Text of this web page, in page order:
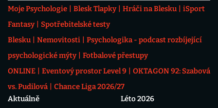
Moje Psychologie Blesk Tlapky Hráči na Blesku
iSport
Fantasy
Spotřebitelské testy
Blesku
Nemovitosti
Psychologika - podcast rozbíjející
psychologické mýty
Fotbalové přestupy
ONLINE
Eventový prostor Level 9
OKTAGON 92: Szabová
vs. Pudilová
Chance Liga 2026/27
Aktuálně
Léto 2026